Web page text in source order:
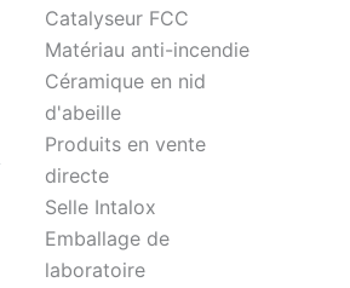
Catalyseur FCC
Matériau anti-incendie
Céramique en nid
d'abeille
Produits en vente
directe
Selle Intalox
Emballage de
laboratoire